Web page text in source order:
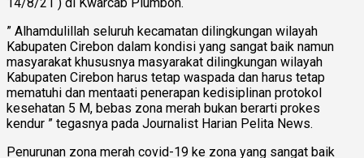
” Alhamdulillah seluruh kecamatan dilingkungan wilayah
Kabupaten Cirebon dalam kondisi yang sangat baik namun
masyarakat khususnya masyarakat dilingkungan wilayah
Kabupaten Cirebon harus tetap waspada dan harus tetap
mematuhi dan mentaati penerapan kedisiplinan protokol
kesehatan 5 M, bebas zona merah bukan berarti prokes
kendur ” tegasnya pada Journalist Harian Pelita News.
Penurunan zona merah covid-19 ke zona yang sangat baik